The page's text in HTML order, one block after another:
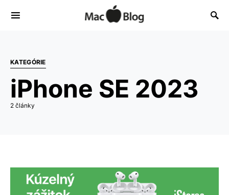
KATEGÓRIE
iPhone SE 2023
2 články